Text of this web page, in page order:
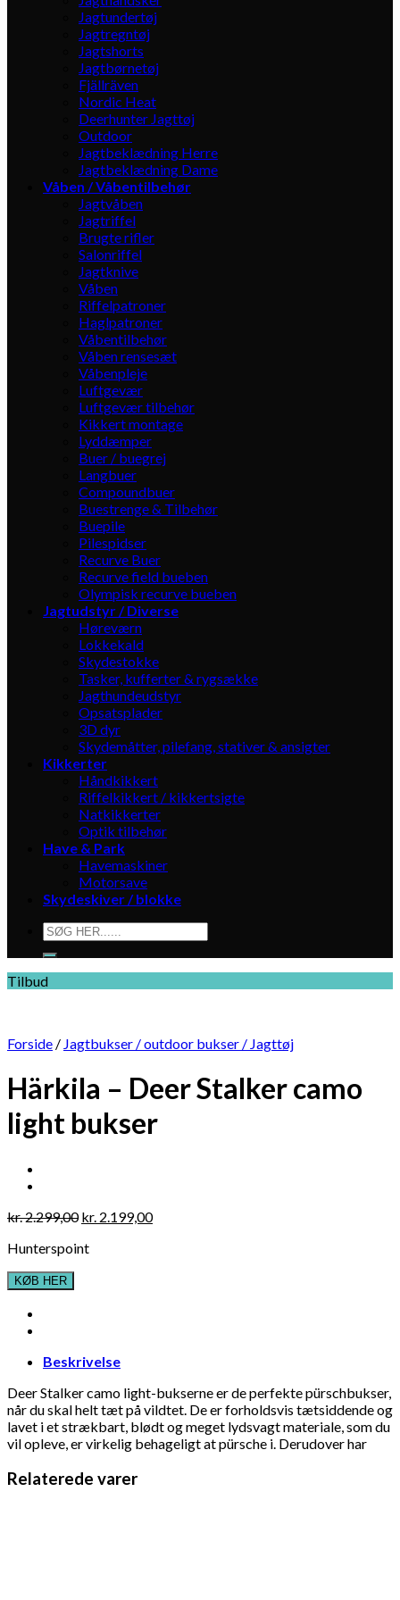
Jagtundertøj
Jagtregntøj
Jagtshorts
Jagtbørnetøj
Fjällräven
Nordic Heat
Deerhunter Jagttøj
Outdoor
Jagtbeklædning Herre
Jagtbeklædning Dame
Våben / Våbentilbehør
Jagtvåben
Jagtriffel
Brugte rifler
Salonriffel
Jagtknive
Våben
Riffelpatroner
Haglpatroner
Våbentilbehør
Våben rensesæt
Våbenpleje
Luftgevær
Luftgevær tilbehør
Kikkert montage
Lyddæmper
Buer / buegrej
Langbuer
Compoundbuer
Buestrenge & Tilbehør
Buepile
Pilespidser
Recurve Buer
Recurve field bueben
Olympisk recurve bueben
Jagtudstyr / Diverse
Høreværn
Lokkekald
Skydestokke
Tasker, kufferter & rygsække
Jagthundeudstyr
Opsatsplader
3D dyr
Skydemåtter, pilefang, stativer & ansigter
Kikkerter
Håndkikkert
Riffelkikkert / kikkertsigte
Natkikkerter
Optik tilbehør
Have & Park
Havemaskiner
Motorsave
Skydeskiver / blokke
Søg
efter:
Tilbud
Forside / Jagtbukser / outdoor bukser / Jagttøj
Härkila – Deer Stalker camo
light bukser
kr.2.299,00 Original
was:
kr. 2.199,00Current
Hunterspoint
KØB HER
Beskrivelse
Deer Stalker camo light-bukserne er de perfekte pürschbukser,
når du skal helt tæt på vildtet. De er forholdsvis tætsiddende og
lavet i et strækbart, blødt og meget lydsvagt materiale, som du
vil opleve, er virkelig behageligt at pürsche i. Derudover har
Relaterede varer